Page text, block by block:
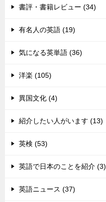
書評・書籍レビュー (34)
有名人の英語 (19)
気になる英単語 (36)
洋楽 (105)
異国文化 (4)
紹介したい人がいます (13)
英検 (53)
英語で日本のことを紹介 (3)
英語ニュース (37)